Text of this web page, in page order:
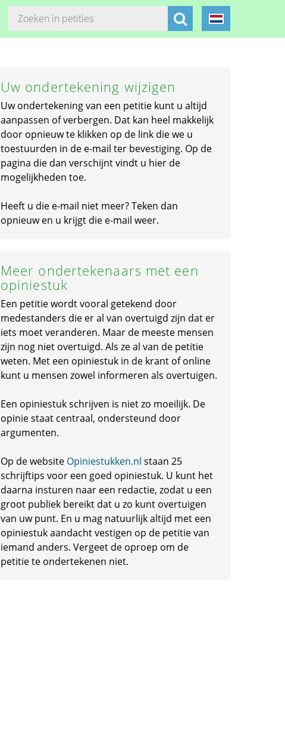
Uw ondertekening wijzigen
Uw ondertekening van een petitie kunt u altijd
aanpassen of verbergen. Dat kan heel makkelijk
door opnieuw te klikken op de link die we u
toestuurden in de e-mail ter bevestiging. Op de
pagina die dan verschijnt vindt u hier de
mogelijkheden toe.
Heeft u die e-mail niet meer? Teken dan
opnieuw en u krijgt die e-mail weer.
Meer ondertekenaars met een
opiniestuk
Een petitie wordt vooral getekend door
medestanders die er al van overtuigd zijn dat er
iets moet veranderen. Maar de meeste mensen
zijn nog niet overtuigd. Als ze al van de petitie
weten. Met een opiniestuk in de krant of online
kunt u mensen zowel informeren als overtuigen.
Een opiniestuk schrijven is niet zo moeilijk. De
opinie staat centraal, ondersteund door
argumenten.
Op de website Opiniestukken.nl staan 25
schrijftips voor een goed opiniestuk. U kunt het
daarna insturen naar een redactie, zodat u een
groot publiek bereikt dat u zo kunt overtuigen
van uw punt. En u mag natuurlijk altijd met een
opiniestuk aandacht vestigen op de petitie van
iemand anders. Vergeet de oproep om de
petitie te ondertekenen niet.